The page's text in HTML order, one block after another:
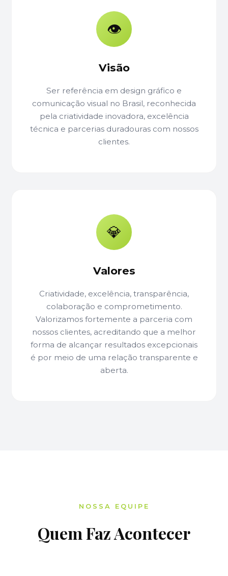
👁️
Visão
Ser referência em design gráfico e
comunicação visual no Brasil, reconhecida
pela criatividade inovadora, excelência
técnica e parcerias duradouras com nossos
clientes.
💎
Valores
Criatividade, excelência, transparência,
colaboração e comprometimento.
Valorizamos fortemente a parceria com
nossos clientes, acreditando que a melhor
forma de alcançar resultados excepcionais
é por meio de uma relação transparente e
aberta.
NOSSA EQUIPE
Quem Faz Acontecer